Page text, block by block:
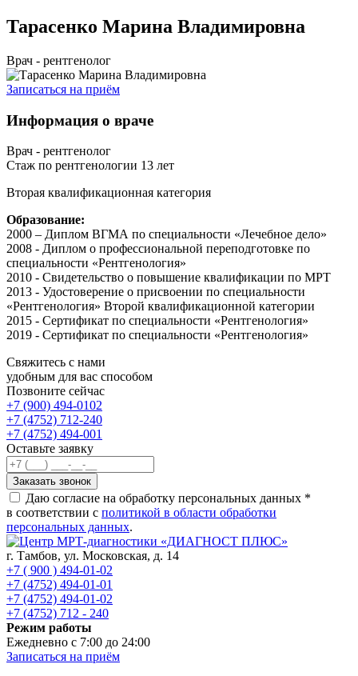
Тарасенко Марина Владимировна
Врач - рентгенолог
Записаться на приём
Информация о враче
Врач - рентгенолог
Cтаж по рентгенологии 13 лет
Вторая квалификационная категория
Образование:
2000 – Диплом ВГМА по специальности «Лечебное дело»
2008 - Диплом о профессиональной переподготовке по
специальности «Рентгенология»
2010 - Свидетельство о повышение квалификации по МРТ
2013 - Удостоверение о присвоении по специальности
«Рентгенология» Второй квалификационной категории
2015 - Сертификат по специальности «Рентгенология»
2019 - Сертификат по специальности «Рентгенология»
Свяжитесь с нами
удобным для вас способом
Позвоните сейчас
+7 (900) 494-0102
+7 (4752) 712-240
+7 (4752) 494-001
Оставьте заявку
Даю согласие на обработку персональных данных *
в соответствии с политикой в области обработки
персональных данных.
г. Тамбов, ул. Московская, д. 14
+7 ( 900 ) 494-01-02
+7 (4752) 494-01-01
+7 (4752) 494-01-02
+7 (4752) 712 - 240
Режим работы
Ежедневно с 7:00 до 24:00
Записаться на приём